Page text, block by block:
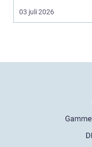
bygninger en grundig
indvendig ne...
03 juli 2026